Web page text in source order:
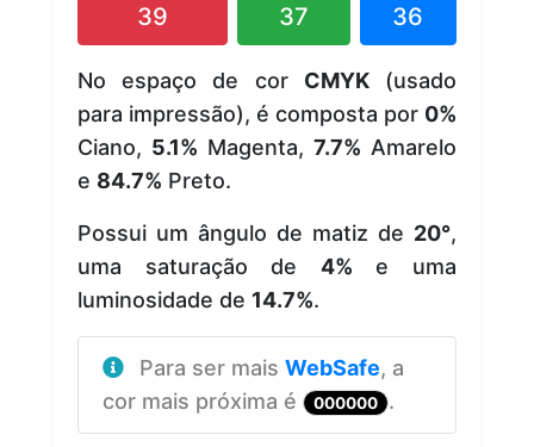
39 37 36
No espaço de cor CMYK(usado
para impressão), é composta por 0%
Ciano, 5.1% Magenta, 7.7% Amarelo
e 84.7% Preto.
Possui um ângulo de matiz de 20°,
uma saturação de 4% e uma
luminosidade de 14.7%.
Para ser mais WebSafe, a
cor mais próxima é
000000 .